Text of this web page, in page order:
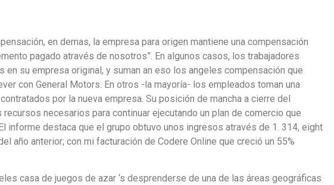
en demas, la empresa para origen mantiene una compensación
pagado através de nosotros”. En algunos casos, los trabajadores
su empresa original, y suman an eso los angeles compensación que
con General Motors. En otros -la mayoría- los empleados toman una
por la nueva empresa. Su posición de mancha a cierre del
necesarios para continuar ejecutando un plan de comercio que
destaca que el grupo obtuvo unos ingresos através de 1. 314, eight
año anterior; con mi facturación de Codere Online que creció un 55%
casa de juegos de azar ‘s desprenderse de una de las áreas geográficas